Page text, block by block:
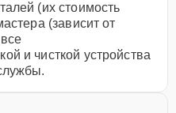
(их стоимость
(зависит от
и чисткой устройства